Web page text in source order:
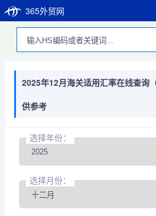
365外贸网
2025年12月海关适用汇率在线查询
供参考
选择年份：
选择月份：